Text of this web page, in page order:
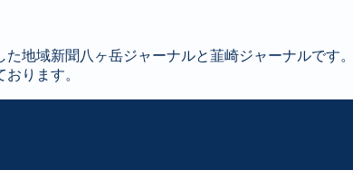
地域新聞八ヶ岳ジャーナルと韮崎ジャーナルで
ります。